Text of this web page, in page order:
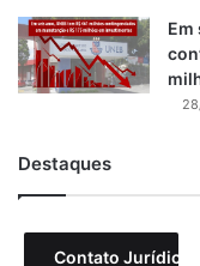
Em
Destaques
Contato Jurídico